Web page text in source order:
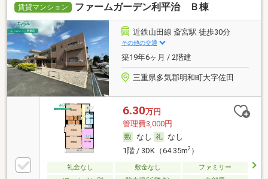
賃貸マンション ファームガーデン利平治 Ｂ棟
近鉄山田線 斎宮駅 徒歩30分
その他の交通
築19年6ヶ月 / 2階建
三重県多気郡明和町大字佐田
6.30万円
管理費3,000円
なし
なし
1階 / 3DK（64.35m2）
礼金なし 敷金なし
ファミリー